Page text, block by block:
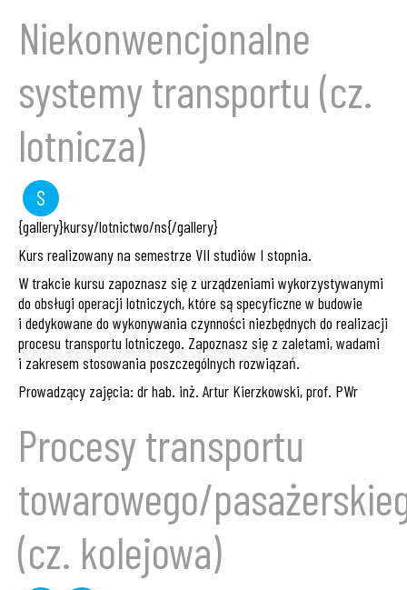
Niekonwencjonalne
systemy transportu (cz.
lotnicza)
S
seminarium
{gallery}kursy/lotnictwo/ns{/gallery}
Kurs realizowany na semestrze VII studiów I stopnia.
W trakcie kursu zapoznasz się z urządzeniami wykorzystywanymi
do obsługi operacji lotniczych, które są specyficzne w budowie
i dedykowane do wykonywania czynności niezbędnych do realizacji
procesu transportu lotniczego. Zapoznasz się z zaletami, wadami
i zakresem stosowania poszczególnych rozwiązań.
Prowadzący zajęcia: dr hab. inż. Artur Kierzkowski, prof. PWr
Procesy transportu
towarowego/
(cz. kolejowa)